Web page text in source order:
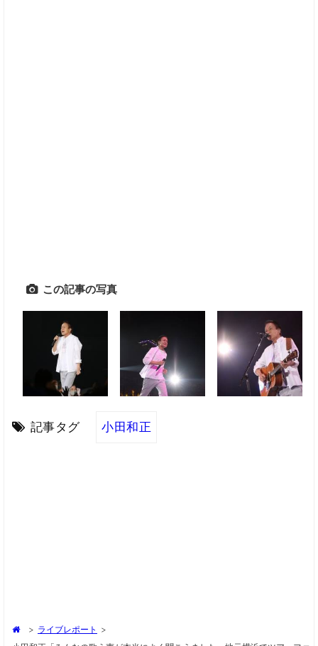
この記事の写真
記事タグ 小田和正
> ライブレポート >